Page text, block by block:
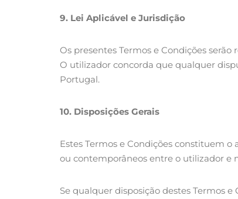
9. Lei Aplicável e Jurisdição
Os presentes Termos e Condições
O utilizador concorda que qualquer
Portugal.
10. Disposições Gerais
Estes Termos e Condições constituem
ou contemporâneos entre o utilizador e
Se qualquer disposição destes Termos